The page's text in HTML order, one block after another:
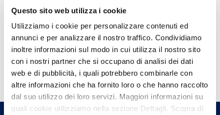
Questo sito web utilizza i cookie
Utilizziamo i cookie per personalizzare contenuti ed
annunci e per analizzare il nostro traffico. Condividiamo
inoltre informazioni sul modo in cui utilizza il nostro sito
con i nostri partner che si occupano di analisi dei dati
web e di pubblicità, i quali potrebbero combinarle con
altre informazioni che ha fornito loro o che hanno raccolto
dal suo utilizzo dei loro servizi. Maggiori informazioni su
quali cookie utilizziamo nella sezione Dettagli. Scopra di
Hai bisogno di
informazioni?
Trova l'Agenzia più vicina a te e parla con
un nostro Agente.